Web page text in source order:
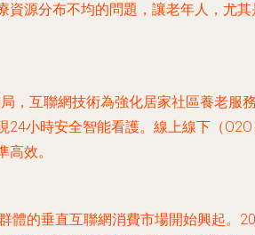
源分布不均的問題，讓老年人，尤
，互聯網技術為強化居家社區養老
小時安全智能看護。線上線下（
效。
體的垂直互聯網消費市場開始興起